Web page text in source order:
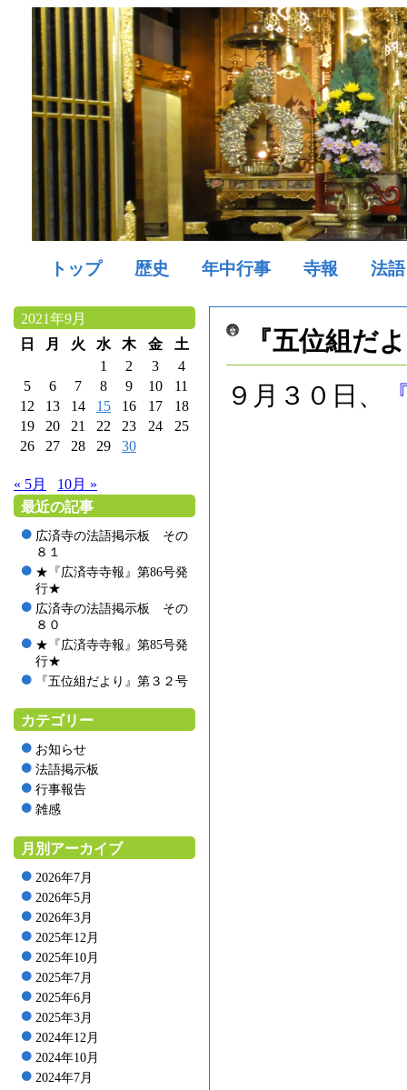
トップ 歴史 年中行事 寺報 法語
2021年9月
日
月 火 水 木 金
土
1
2 3
4
5
6 7 8 9 10
11
12
13 14 15 16 17
18
19
20 21 22 23 24
25
26
27 28 29 30
« 5月
10月 »
最近の記事
広済寺の法語掲示板 その
８１
★『広済寺寺報』第86号発
行★
広済寺の法語掲示板 その
８０
★『広済寺寺報』第85号発
行★
『五位組だより』第３２号
カテゴリー
お知らせ
法語掲示板
行事報告
雑感
月別アーカイブ
2026年7月
2026年5月
2026年3月
2025年12月
2025年10月
2025年7月
2025年6月
2025年3月
2024年12月
2024年10月
2024年7月
『五位組だ
９月３０日、